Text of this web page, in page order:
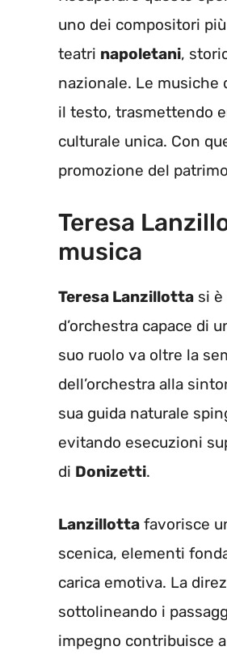
uno dei compositori
teatri napoletani,
nazionale. Le musiche
il testo, trasmettendo
culturale unica. Con
promozione del
Teresa
musica
Teresa Lanzillotta si
d’orchestra capace di
suo ruolo va oltre la
dell’orchestra alla
sua guida naturale
evitando esecuzioni
di Donizetti.
Lanzillotta favorisce
scenica, elementi
carica emotiva. La
sottolineando i
impegno contribuisce